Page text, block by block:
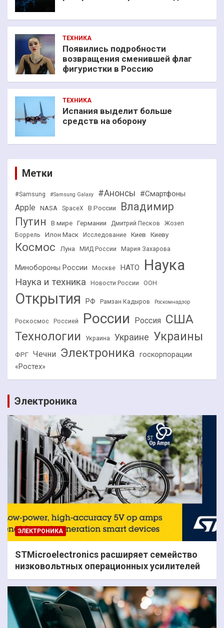
ТЕХНИКА
Появились подробности
возвращения сменившей флаг
фигуристки в Россию
ТЕХНИКА
Испания выделит больше
средств на оборону
Метки
#Samsung #Samsung Galaxy #Анонсы #Смартфоны
Apple NASA SpaceX В России
Владимир
Путин
В мире Германии Дмитрий Песков
Жозеп
Боррель
Илон Маск Исследование Киев Киеву
Космос Луна МИД России Мария Захарова
Минобороны России Москве НАТО Наука
Наука и техника Новости России ООН
Открытия РФ Рамзан Кадыров Роскомнадзор
Роскосмос Россией России Россия США
Технологии Украина Украине Украины
ФРГ Чечни Электроника госкорпорации
«Ростех»
Электроника
ЭЛЕКТРОНИКА
STMicroelectronics расширяет семейство
низковольтных операционных усилителей